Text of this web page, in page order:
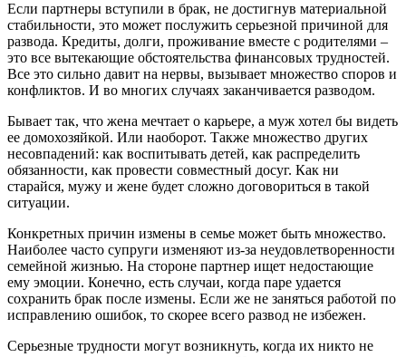
Если партнеры вступили в брак, не достигнув материальной
стабильности, это может послужить серьезной причиной для
развода. Кредиты, долги, проживание вместе с родителями –
это все вытекающие обстоятельства финансовых трудностей.
Все это сильно давит на нервы, вызывает множество споров и
конфликтов. И во многих случаях заканчивается разводом.
Бывает так, что жена мечтает о карьере, а муж хотел бы видеть
ее домохозяйкой. Или наоборот. Также множество других
несовпадений: как воспитывать детей, как распределить
обязанности, как провести совместный досуг. Как ни
старайся, мужу и жене будет сложно договориться в такой
ситуации.
Конкретных причин измены в семье может быть множество.
Наиболее часто супруги изменяют из-за неудовлетворенности
семейной жизнью. На стороне партнер ищет недостающие
ему эмоции. Конечно, есть случаи, когда паре удается
сохранить брак после измены. Если же не заняться работой по
исправлению ошибок, то скорее всего развод не избежен.
Серьезные трудности могут возникнуть, когда их никто не